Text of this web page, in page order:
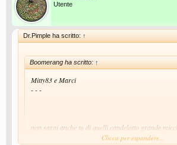
Utente
Dr.Pimple ha scritto: ↑
Boomerang ha scritto: ↑
Mitty83 e Marci
- - -
non sarai anche tu di quelli candelotto grande
Clicca per espandere...